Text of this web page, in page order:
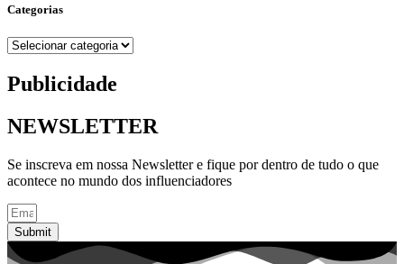
Categorias
Categorias
Publicidade
NEWSLETTER
Se inscreva em nossa Newsletter e fique por dentro de tudo o que
acontece no mundo dos influenciadores
Submit